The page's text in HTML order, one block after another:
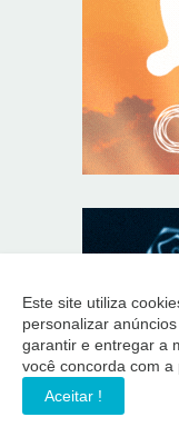
Este site utiliza
personalizar
garantir e entregar a
você concorda com a
Aceitar !